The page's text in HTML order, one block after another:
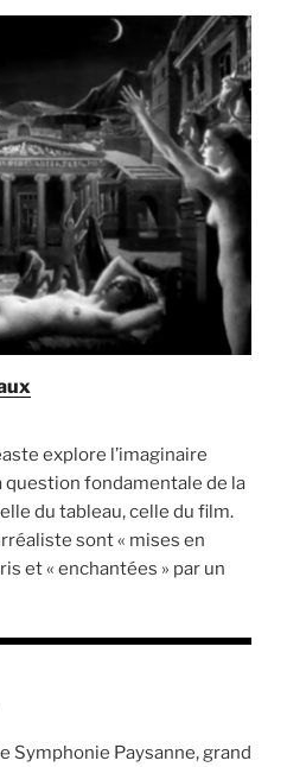
explore l’imaginaire
question fondamentale de la
du tableau, celle du film.
sont « mises en
et « enchantées » par un
Symphonie Paysanne, grand